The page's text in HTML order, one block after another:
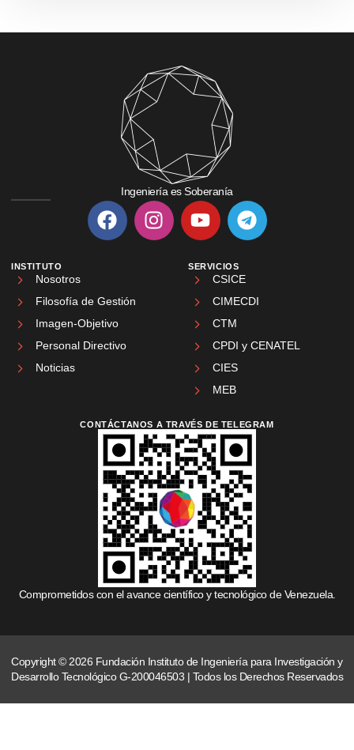
Ingeniería es Soberanía
INSTITUTO
Nosotros
Filosofía de Gestión
Imagen-Objetivo
Personal Directivo
Noticias
SERVICIOS
CSICE
CIMECDI
CTM
CPDI y CENATEL
CIES
MEB
CONTÁCTANOS A TRAVÉS DE TELEGRAM
Comprometidos con el avance científico y tecnológico de Venezuela.
Copyright © 2026 Fundación Instituto de Ingeniería para Investigación y
Desarrollo Tecnológico G-200046503 | Todos los Derechos Reservados